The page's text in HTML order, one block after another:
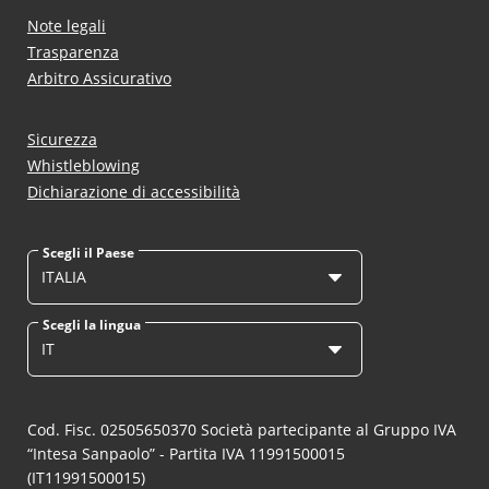
Note legali
Trasparenza
Arbitro Assicurativo
Sicurezza
Whistleblowing
Dichiarazione di accessibilità
Scegli il Paese
ITALIA
Scegli la lingua
IT
Cod. Fisc. 02505650370 Società partecipante al Gruppo IVA
“Intesa Sanpaolo” - Partita IVA 11991500015
(IT11991500015)